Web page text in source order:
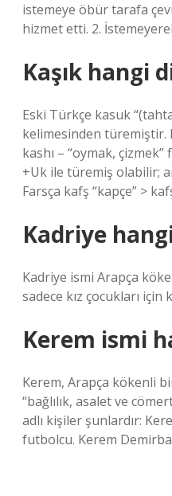
istemeye öbür tarafa
hizmet etti. 2.
Kaşık hangi
Eski Türkçe kasuk
kelimesinden türemiştir.
kashı – “oymak,
+Uk ile türemiş olabilir;
Farsça kafş “kapçe” >
Kadriye
Kadriye ismi Arapça
sadece kız çocukları için
Kerem ismi
Kerem, Arapça kökenli
“bağlılık, asalet ve
adlı kişiler şunlardır:
futbolcu. Kerem